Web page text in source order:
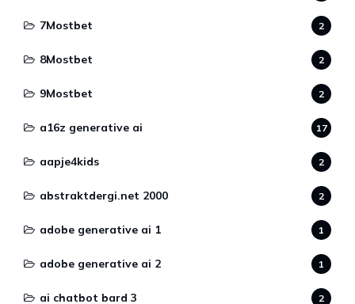
7Mostbet 2
8Mostbet 2
9Mostbet 2
a16z generative ai 17
aapje4kids 2
abstraktdergi.net 2000 2
adobe generative ai 1 1
adobe generative ai 2 1
ai chatbot bard 3 2